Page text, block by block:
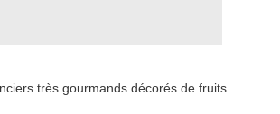
très gourmands décorés de fruits